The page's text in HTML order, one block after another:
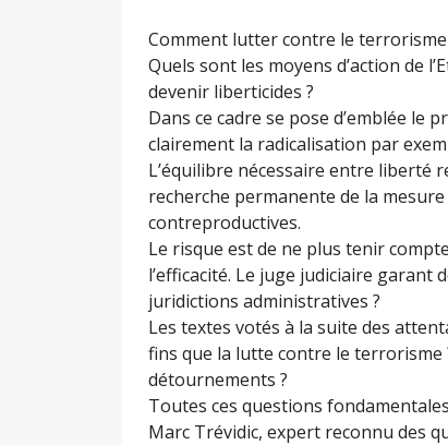
Comment lutter contre le
Quels sont les moyens d’action de
devenir liberticides ?
Dans ce cadre se pose d’emblée
clairement la radicalisation par
L’équilibre nécessaire entre liberté
recherche permanente de la
contreproductives.
Le risque est de ne plus tenir
l’efficacité. Le juge judiciaire garant
juridictions administratives ?
Les textes votés à la suite des
fins que la lutte contre le terrorisme
détournements ?
Toutes ces questions
Marc Trévidic, expert reconnu des